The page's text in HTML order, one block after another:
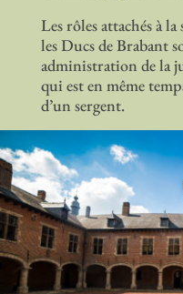
Les rôles attachés à
les Ducs de Brabant
administration de la
qui est en même
d’un sergent.